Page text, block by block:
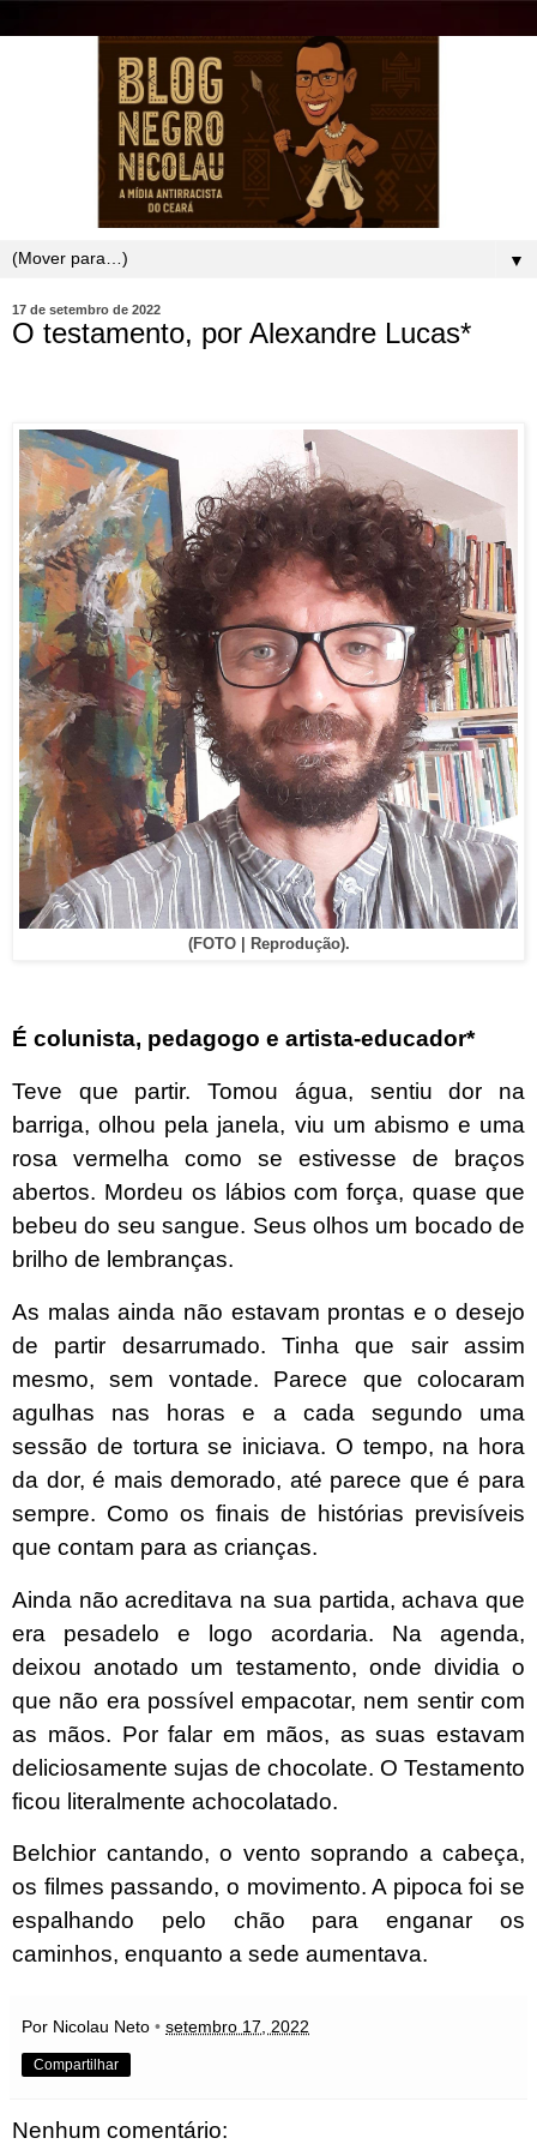
▼
17 de setembro de 2022
O testamento, por Alexandre Lucas*
(FOTO | Reprodução).
É colunista, pedagogo e artista-educador*
Teve que partir. Tomou água, sentiu dor na
barriga, olhou pela janela, viu um abismo e uma
rosa vermelha como se estivesse de braços
abertos. Mordeu os lábios com força, quase que
bebeu do seu sangue. Seus olhos um bocado de
brilho de lembranças.
As malas ainda não estavam prontas e o desejo
de partir desarrumado. Tinha que sair assim
mesmo, sem vontade. Parece que colocaram
agulhas nas horas e a cada segundo uma
sessão de tortura se iniciava. O tempo, na hora
da dor, é mais demorado, até parece que é para
sempre. Como os finais de histórias previsíveis
que contam para as crianças.
Ainda não acreditava na sua partida, achava que
era pesadelo e logo acordaria. Na agenda,
deixou anotado um testamento, onde dividia o
que não era possível empacotar, nem sentir com
as mãos. Por falar em mãos, as suas estavam
deliciosamente sujas de chocolate. O Testamento
ficou literalmente achocolatado.
Belchior cantando, o vento soprando a cabeça,
os filmes passando, o movimento. A pipoca foi se
espalhando pelo chão para enganar os
caminhos, enquanto a sede aumentava.
Por Nicolau Neto • setembro 17, 2022
Compartilhar
Nenhum comentário: